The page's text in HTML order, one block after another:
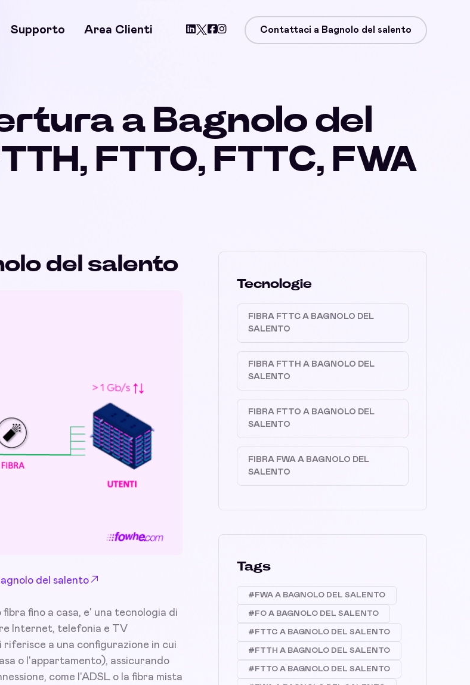
Supporto Area Clienti Contattaci a Bagnolo del salento
a Bagnolo del
FTTO, FTTC, FWA
del salento
del salento
fino a casa, e' una tecnologia di
Internet, telefonia e TV
a una configurazione in cui
o l'appartamento), assicurando
come l'ADSL o la fibra mista
Tecnologie
FIBRA FTTC A BAGNOLO DEL
SALENTO
FIBRA FTTH A BAGNOLO DEL
SALENTO
FIBRA FTTO A BAGNOLO DEL
SALENTO
FIBRA FWA A BAGNOLO DEL
SALENTO
Tags
#FWA A BAGNOLO DEL SALENTO
#FO A BAGNOLO DEL SALENTO
#FTTC A BAGNOLO DEL SALENTO
#FTTH A BAGNOLO DEL SALENTO
#FTTO A BAGNOLO DEL SALENTO